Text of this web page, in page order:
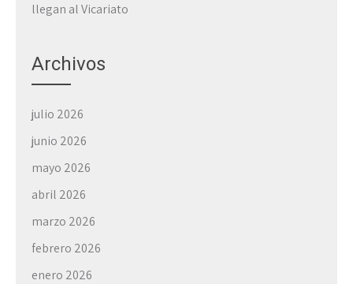
llegan al Vicariato
Archivos
julio 2026
junio 2026
mayo 2026
abril 2026
marzo 2026
febrero 2026
enero 2026